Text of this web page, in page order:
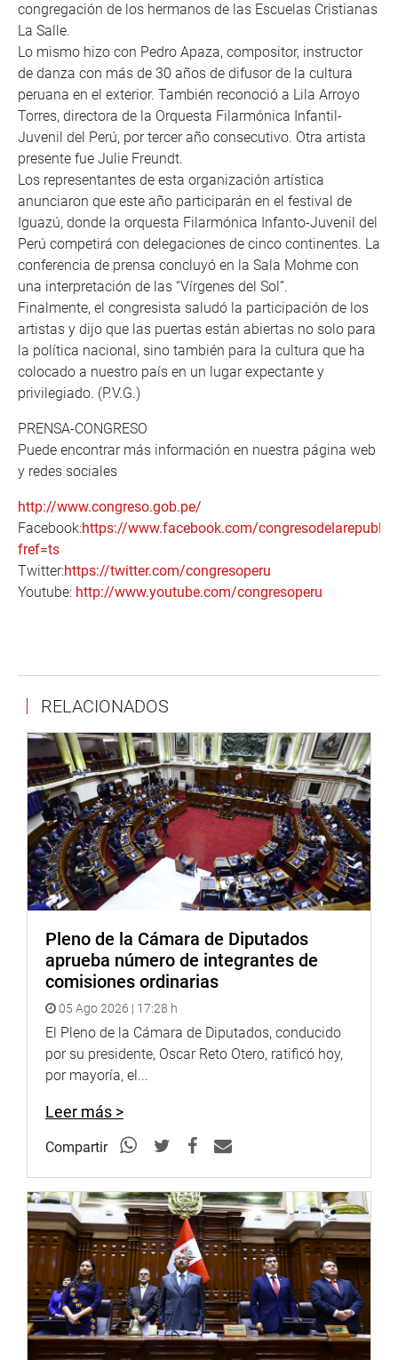
congregación de los hermanos de las Escuelas Cristianas
La Salle.
Lo mismo hizo con Pedro Apaza, compositor, instructor
de danza con más de 30 años de difusor de la cultura
peruana en el exterior. También reconoció a Lila Arroyo
Torres, directora de la Orquesta Filarmónica Infantil-
Juvenil del Perú, por tercer año consecutivo. Otra artista
presente fue Julie Freundt.
Los representantes de esta organización artística
anunciaron que este año participarán en el festival de
Iguazú, donde la orquesta Filarmónica Infanto-Juvenil del
Perú competirá con delegaciones de cinco continentes. La
conferencia de prensa concluyó en la Sala Mohme con
una interpretación de las “Vírgenes del Sol”.
Finalmente, el congresista saludó la participación de los
artistas y dijo que las puertas están abiertas no solo para
la política nacional, sino también para la cultura que ha
colocado a nuestro país en un lugar expectante y
privilegiado. (P.V.G.)
PRENSA-CONGRESO
Puede encontrar más información en nuestra página web
y redes sociales
http://www.congreso.gob.pe/
Facebook:https://www.facebook.com/
fref=ts
Twitter:https://twitter.com/congresoperu
Youtube: http://www.youtube.com/congresoperu
RELACIONADOS
Pleno de la Cámara de Diputados
aprueba número de integrantes de
comisiones ordinarias
05 Ago 2026 | 17:28 h
El Pleno de la Cámara de Diputados, conducido
por su presidente, Oscar Reto Otero, ratificó hoy,
por mayoría, el...
Leer más >
Compartir